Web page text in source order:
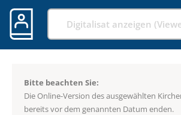
Digitalisat anzeigen
Bitte beachten Sie:
Die Online-Version des ausgewählten
bereits vor dem genannten Datum enden.